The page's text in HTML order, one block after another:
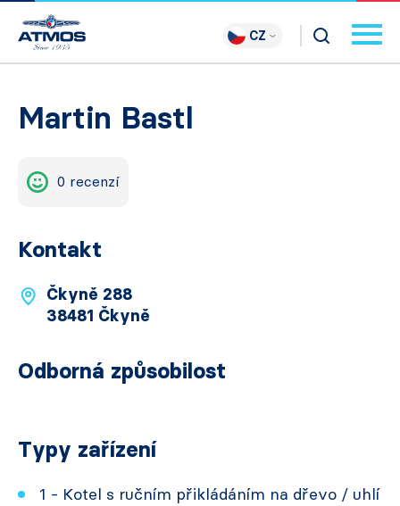
CZ
Martin Bastl
0 recenzí
Kontakt
Čkyně 288
38481 Čkyně
Odborná způsobilost
Typy zařízení
1 - Kotel s ručním přikládáním na dřevo / uhlí